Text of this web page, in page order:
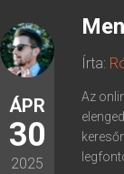
ÁPR
30
2025
Írta:
Az